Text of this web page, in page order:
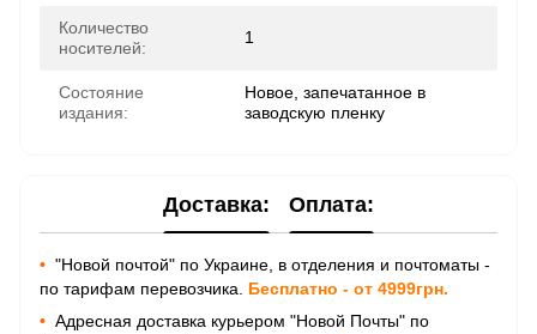
Количество
носителей:
1
Состояние
издания:
Новое, запечатанное в
заводскую пленку
Доставка: Оплата:
• "Новой почтой" по Украине, в отделения и почтоматы -
по тарифам перевозчика. Бесплатно - от 4999грн.
• Адресная доставка курьером "Новой Почты" по